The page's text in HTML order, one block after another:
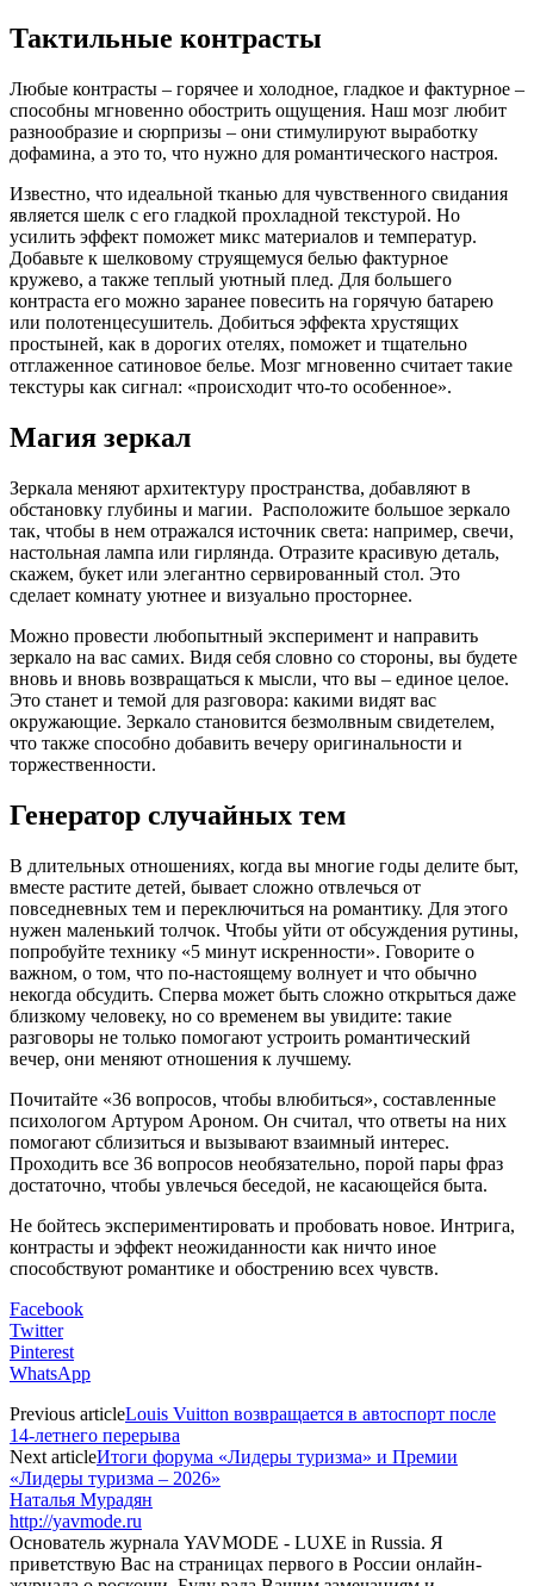
Тактильные контрасты
Любые контрасты – горячее и холодное, гладкое и фактурное –
способны мгновенно обострить ощущения. Наш мозг любит
разнообразие и сюрпризы – они стимулируют выработку
дофамина, а это то, что нужно для романтического настроя.
Известно, что идеальной тканью для чувственного свидания
является шелк с его гладкой прохладной текстурой. Но
усилить эффект поможет микс материалов и температур.
Добавьте к шелковому струящемуся белью фактурное
кружево, а также теплый уютный плед. Для большего
контраста его можно заранее повесить на горячую батарею
или полотенцесушитель. Добиться эффекта хрустящих
простыней, как в дорогих отелях, поможет и тщательно
отглаженное сатиновое белье. Мозг мгновенно считает такие
текстуры как сигнал: «происходит что-то особенное».
Магия зеркал
Зеркала меняют архитектуру пространства, добавляют в
обстановку глубины и магии. Расположите большое зеркало
так, чтобы в нем отражался источник света: например, свечи,
настольная лампа или гирлянда. Отразите красивую деталь,
скажем, букет или элегантно сервированный стол. Это
сделает комнату уютнее и визуально просторнее.
Можно провести любопытный эксперимент и направить
зеркало на вас самих. Видя себя словно со стороны, вы будете
вновь и вновь возвращаться к мысли, что вы – единое целое.
Это станет и темой для разговора: какими видят вас
окружающие. Зеркало становится безмолвным свидетелем,
что также способно добавить вечеру оригинальности и
торжественности.
Генератор случайных тем
В длительных отношениях, когда вы многие годы делите быт,
вместе растите детей, бывает сложно отвлечься от
повседневных тем и переключиться на романтику. Для этого
нужен маленький толчок. Чтобы уйти от обсуждения рутины,
попробуйте технику «5 минут искренности». Говорите о
важном, о том, что по-настоящему волнует и что обычно
некогда обсудить. Сперва может быть сложно открыться даже
близкому человеку, но со временем вы увидите: такие
разговоры не только помогают устроить романтический
вечер, они меняют отношения к лучшему.
Почитайте «36 вопросов, чтобы влюбиться», составленные
психологом Артуром Ароном. Он считал, что ответы на них
помогают сблизиться и вызывают взаимный интерес.
Проходить все 36 вопросов необязательно, порой пары фраз
достаточно, чтобы увлечься беседой, не касающейся быта.
Не бойтесь экспериментировать и пробовать новое. Интрига,
контрасты и эффект неожиданности как ничто иное
способствуют романтике и обострению всех чувств.
Facebook
Twitter
Pinterest
WhatsApp
Previous articleLouis Vuitton возвращается в автоспорт после
14-летнего перерыва
Next articleИтоги форума «Лидеры туризма» и Премии
«Лидеры туризма – 2026»
Наталья Мурадян
http://yavmode.ru
Основатель журнала YAVMODE - LUXE in Russia. Я
приветствую Вас на страницах первого в России онлайн-